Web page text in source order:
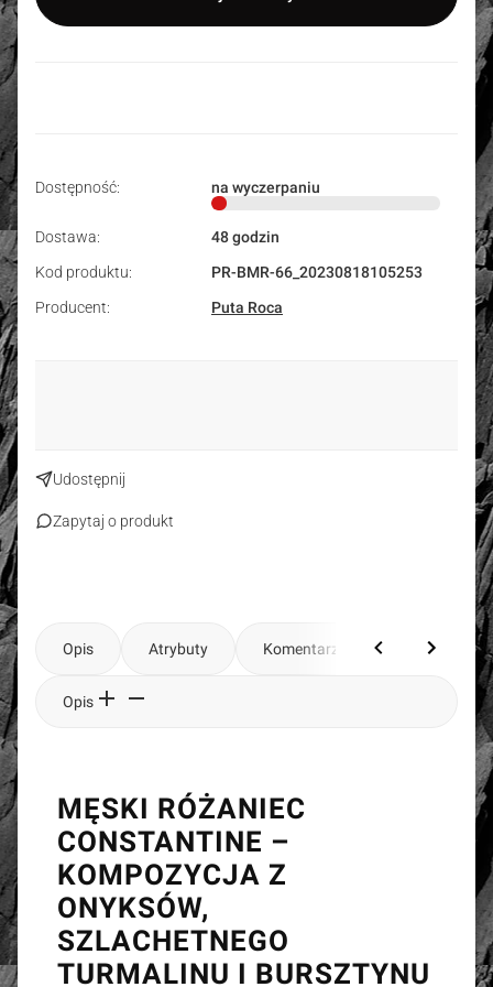
Dostępność: na wyczerpaniu
Dostawa:
48 godzin
Kod produktu:
PR-BMR-66_20230818105253
Producent:
Puta Roca
Udostępnij
Zapytaj o produkt
Opis Atrybuty Komentarze
Opis
MĘSKI RÓŻANIEC
CONSTANTINE –
KOMPOZYCJA Z
ONYKSÓW,
SZLACHETNEGO
TURMALINU I BURSZTYNU